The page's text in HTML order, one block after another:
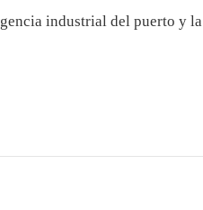
industrial del puerto y la